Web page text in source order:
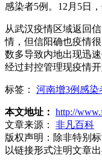
感染者5例。12月5日
从武汉疫情区域返回
情，但信阳确也疫情
数多导致内地出现迅
经过封控管理现疫情
标签： 河南增3例感染
本文地址： http://
文章来源：
非凡百科
版权声明： 除非特别
以链接形式注明文章出